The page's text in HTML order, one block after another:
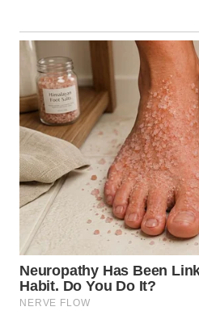
WN
PAKPAK
WN
KARAWANG
WN
BEKASI
WN
BOGOR
WN
DEPOK